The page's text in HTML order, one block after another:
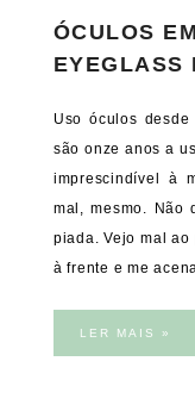
ÓCULOS
EYEGLASS
Uso óculos
são onze anos a
imprescindível à
mal, mesmo. Não
piada. Vejo mal ao
à frente e me
LER MAIS »